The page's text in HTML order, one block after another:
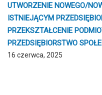
UTWORZENIE NOWEGO/
ISTNIEJĄCYM
PRZEKSZTAŁCENIE
PRZEDSIĘBIORSTWO
16 czerwca, 2025